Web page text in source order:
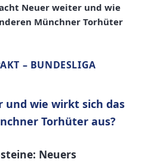
Neuer weiter und wie
Münchner Torhüter
– BUNDESLIGA
und wie wirkt sich das
Torhüter aus?
Neuers